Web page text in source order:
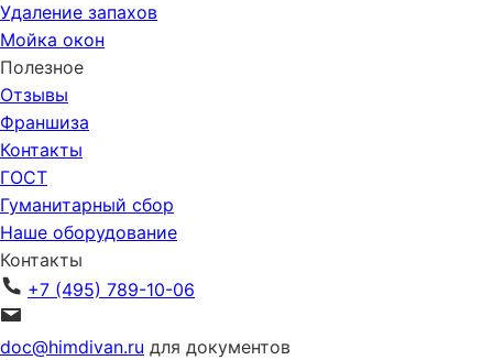
Удаление запахов
Мойка окон
Полезное
Отзывы
Франшиза
Контакты
ГОСТ
Гуманитарный сбор
Наше оборудование
Контакты
+7 (495) 789-10-06
doc@himdivan.ru для документов